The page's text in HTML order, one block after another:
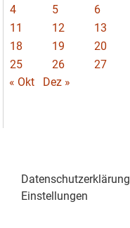
4
5 6
11
12 13
18
19 20
25
26 27
« Okt
Dez »
Datenschutzerklärung
Einstellungen